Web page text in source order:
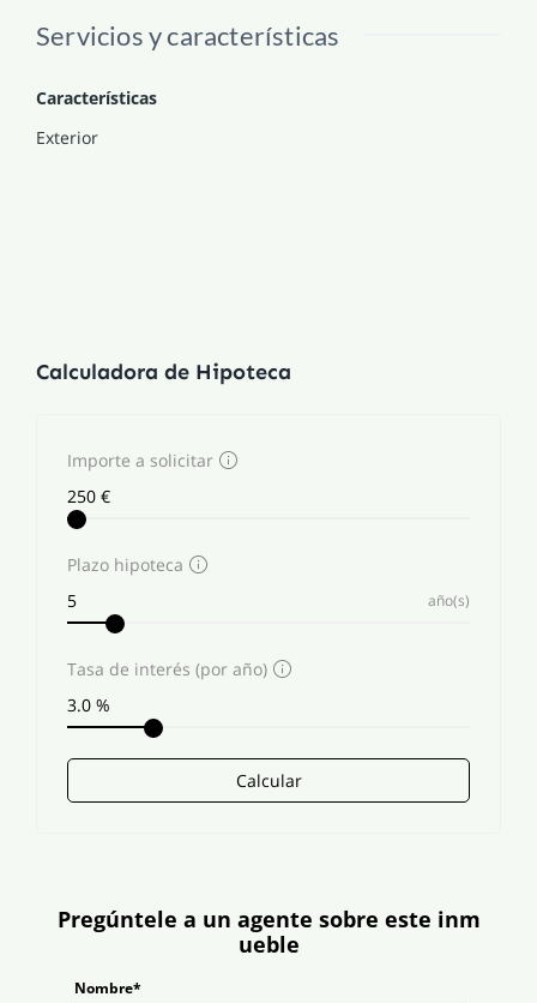
Servicios y características
Características
Exterior
Calculadora de Hipoteca
Importe a solicitar
Plazo hipoteca
año(s)
Tasa de interés (por año)
Calcular
Pregúntele a un agente sobre este inm
ueble
Nombre*